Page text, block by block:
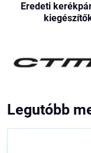
Eredeti
Legutóbb